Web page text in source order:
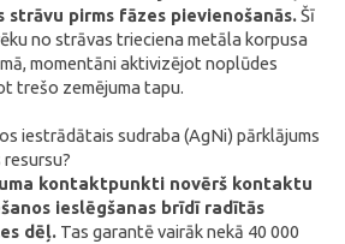
strāvu pirms fāzes pievienošanās.Šī
no strāvas trieciena metāla korpusa
momentāni aktivizējot noplūdes
trešo zemējuma tapu.
iestrādātais sudraba (AgNi) pārklājums
kontaktpunkti novērš kontaktu
ieslēgšanas brīdī radītās
dēļ. Tas garantē vairāk nekā 40 000